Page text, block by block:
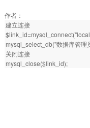
作者：
建立连接
mysql_select_db("数据库管理
关闭连接
mysql_close($link_id);